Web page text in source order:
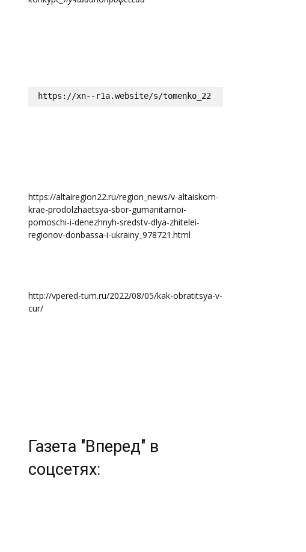
https://xn--r1a.website/s/tomenko_22
https://altairegion22.ru/region_news/v-altaiskom-
krae-prodolzhaetsya-sbor-gumanitarnoi-
pomoschi-i-denezhnyh-sredstv-dlya-zhitelei-
regionov-donbassa-i-ukrainy_978721.html
http://vpered-tum.ru/2022/08/05/kak-obratitsya-v-
cur/
Газета "Вперед" в
соцсетях: